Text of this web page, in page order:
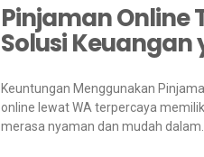
Pinjaman Online
Solusi
Keuntungan Menggunakan Pinjaman Online
online lewat WA terpercaya
merasa nyaman dan mudah dalam...